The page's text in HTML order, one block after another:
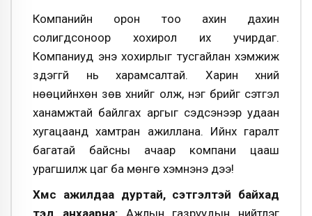
Компанийн орон тоо ахин дахин
солигдсоноор хохирол их учирдаг.
Компаниуд энэ хохирлыг тусгайлан хэмжиж
үздэггүй нь харамсалтай. Харин хүний
нөөцийнхөн зөв хүнийг олж, нэг бүрийг сэтгэл
ханамжтай байлгах аргыг сэдсэнээр удаан
хугацаанд хамтран ажиллана. Ийнхүү гаралт
багатай байсны ачаар компани цааш
урагшилж цаг ба мөнгө хэмнэнэ дээ!
Хүмүүс ажилдаа дуртай, сэтгэлтэй байхад